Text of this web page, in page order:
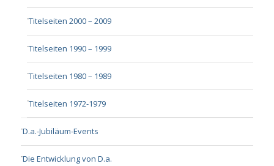
Titelseiten 2000 – 2009
Titelseiten 1990 – 1999
Titelseiten 1980 – 1989
Titelseiten 1972-1979
D.a.-Jubiläum-Events
Die Entwicklung von D.a.